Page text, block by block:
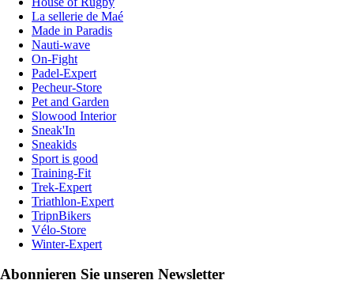
La sellerie de Maé
Made in Paradis
Nauti-wave
On-Fight
Padel-Expert
Pecheur-Store
Pet and Garden
Slowood Interior
Sneak'In
Sneakids
Sport is good
Training-Fit
Trek-Expert
Triathlon-Expert
TripnBikers
Vélo-Store
Winter-Expert
Abonnieren Sie unseren Newsletter